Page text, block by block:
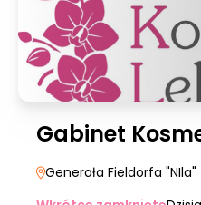
Gabinet
Generała Fieldorfa "NIla"